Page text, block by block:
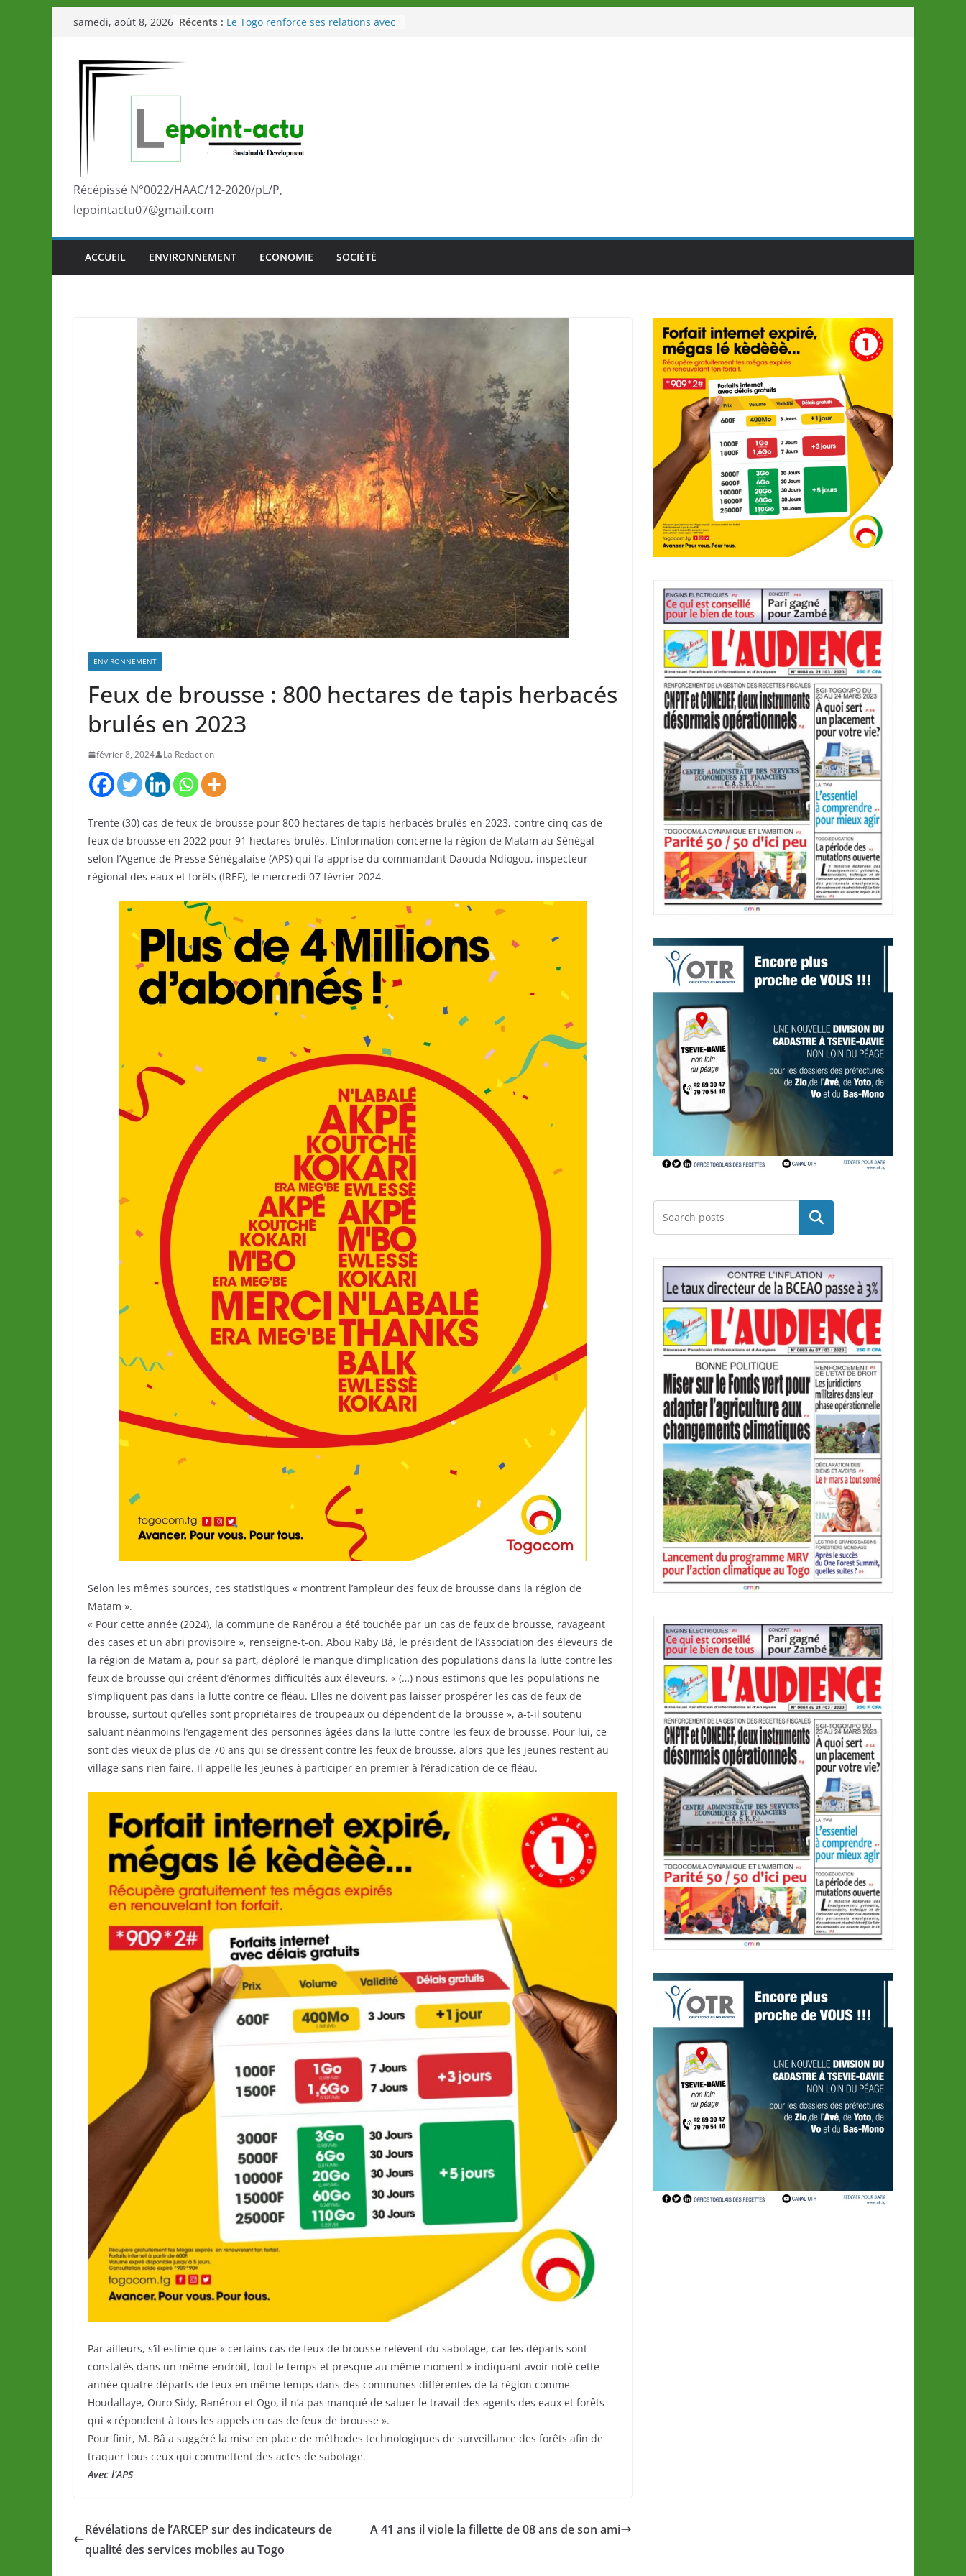
Passer
contenu
samedi, août 8, 2026 Récents : Le Togo renforce ses relations avec
marque de confiance au Togo sur
la scène internationale au-delà des
performances de ses athlètes
développement?
Récépissé N°0022/HAAC/12-2020/pL/P,
lepointactu07@gmail.com
ACCUEIL ENVIRONNEMENT ECONOMIE SOCIÉTÉ
ENVIRONNEMENT
Feux de brousse : 800 hectares de tapis herbacés
brulés en 2023
février 8, 2024 La Redaction
Trente (30) cas de feux de brousse pour 800 hectares de tapis herbacés brulés en 2023, contre cinq cas de
feux de brousse en 2022 pour 91 hectares brulés. L’information concerne la région de Matam au Sénégal
selon l’Agence de Presse Sénégalaise (APS) qui l’a apprise du commandant Daouda Ndiogou, inspecteur
régional des eaux et forêts (IREF), le mercredi 07 février 2024.
Selon les mêmes sources, ces statistiques « montrent l’ampleur des feux de brousse dans la région de
Matam ».
« Pour cette année (2024), la commune de Ranérou a été touchée par un cas de feux de brousse, ravageant
des cases et un abri provisoire », renseigne-t-on. Abou Raby Bâ, le président de l’Association des éleveurs de
la région de Matam a, pour sa part, déploré le manque d’implication des populations dans la lutte contre les
feux de brousse qui créent d’énormes difficultés aux éleveurs. « (…) nous estimons que les populations ne
s’impliquent pas dans la lutte contre ce fléau. Elles ne doivent pas laisser prospérer les cas de feux de
brousse, surtout qu’elles sont propriétaires de troupeaux ou dépendent de la brousse », a-t-il soutenu
saluant néanmoins l’engagement des personnes âgées dans la lutte contre les feux de brousse. Pour lui, ce
sont des vieux de plus de 70 ans qui se dressent contre les feux de brousse, alors que les jeunes restent au
village sans rien faire. Il appelle les jeunes à participer en premier à l’éradication de ce fléau.
Par ailleurs, s’il estime que « certains cas de feux de brousse relèvent du sabotage, car les départs sont
constatés dans un même endroit, tout le temps et presque au même moment » indiquant avoir noté cette
année quatre départs de feux en même temps dans des communes différentes de la région comme
Houdallaye, Ouro Sidy, Ranérou et Ogo, il n’a pas manqué de saluer le travail des agents des eaux et forêts
qui « répondent à tous les appels en cas de feux de brousse ».
Pour finir, M. Bâ a suggéré la mise en place de méthodes technologiques de surveillance des forêts afin de
traquer tous ceux qui commettent des actes de sabotage.
Avec l’APS
Révélations de l’ARCEP sur des indicateurs de
qualité des services mobiles au Togo
A 41 ans il viole la fillette de 08 ans de son ami
Rechercher